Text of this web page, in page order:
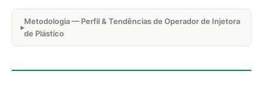
Metodologia — Perfil & Tendências de Operador de Injetora
de Plástico